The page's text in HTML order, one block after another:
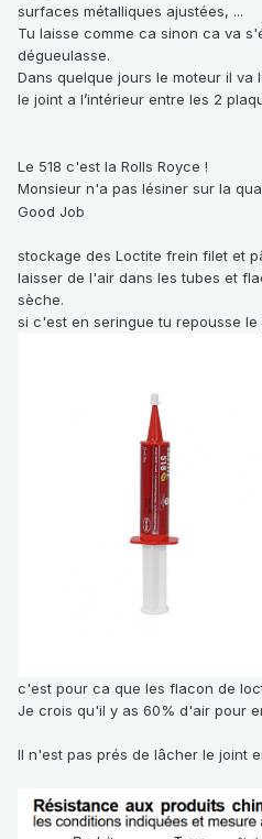
surfaces métalliques ajustées, ...
Tu laisse comme ca sinon ca va
dégueulasse.
Dans quelque jours le moteur il
le joint a l’intérieur entre les 2
Le 518 c'est la Rolls Royce !
Monsieur n'a pas lésiner sur la
Good Job
stockage des Loctite frein filet et
laisser de l'air dans les tubes et
sèche.
si c'est en seringue tu repousse le
c'est pour ca que les flacon de
Je crois qu'il y as 60% d'air pour
Il n'est pas prés de lâcher le joint